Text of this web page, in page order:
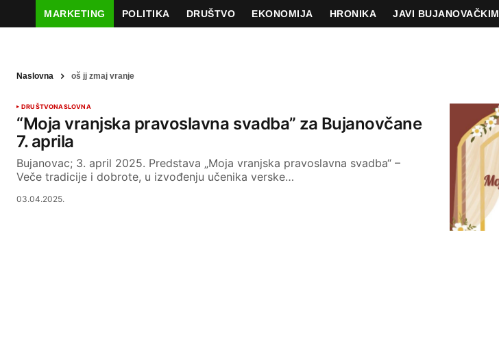
MARKETING POLITIKA DRUŠTVO EKONOMIJA HRONIKA JAVI BUJANOVAČKIM
Naslovna oš jj zmaj vranje
DRUŠTVONASLOVNA
“Moja vranjska pravoslavna svadba” za Bujanovčane
7. aprila
Bujanovac; 3. april 2025. Predstava „Moja vranjska pravoslavna svadba“ –
Veče tradicije i dobrote, u izvođenju učenika verske…
03.04.2025.